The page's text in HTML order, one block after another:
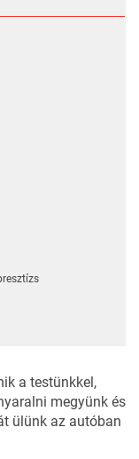
a testünkkel,
megyünk és
ülünk az autóban